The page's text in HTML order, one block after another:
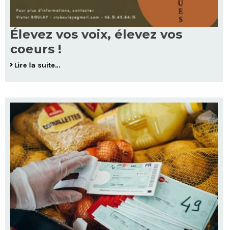
Élevez vos voix, élevez vos
coeurs !
Lire la suite…